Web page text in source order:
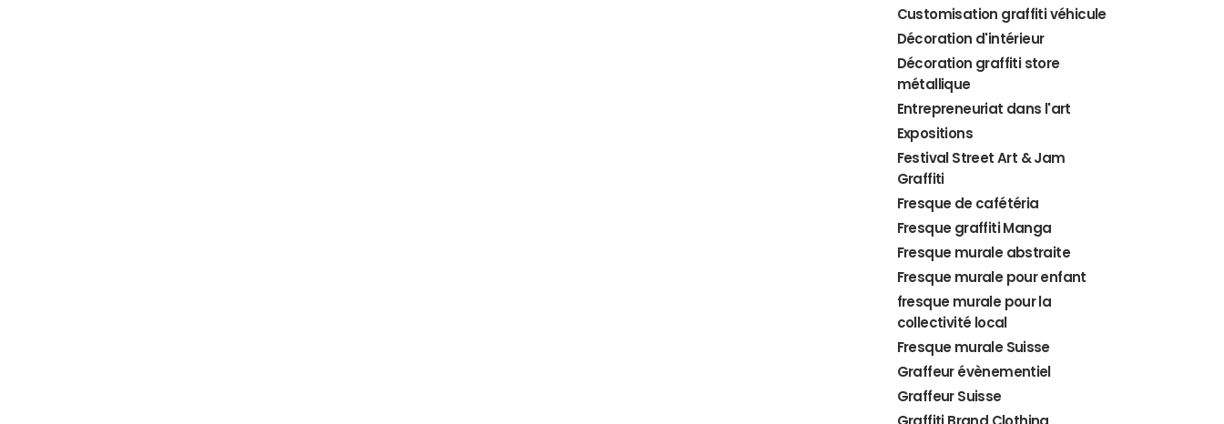
Customisation graffiti véhicule
Décoration d'intérieur
Décoration graffiti store
métallique
Entrepreneuriat dans l'art
Expositions
Festival Street Art & Jam
Graffiti
Fresque de cafétéria
Fresque graffiti Manga
Fresque murale abstraite
Fresque murale pour enfant
fresque murale pour la
collectivité local
Fresque murale Suisse
Graffeur évènementiel
Graffeur Suisse